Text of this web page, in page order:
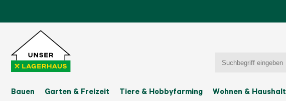
Bauen Garten & Freizeit Tiere & Hobbyfarming Wohnen & Haushalt